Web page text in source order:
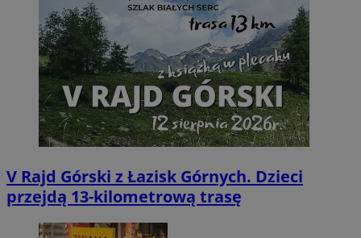
V Rajd Górski z Łazisk Górnych. Dzieci
przejdą 13-kilometrową trasę